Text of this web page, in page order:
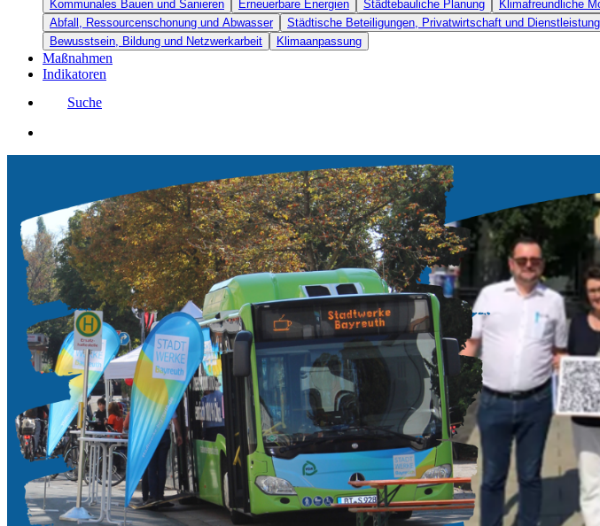
Kommunales Bauen und Sanieren Erneuerbare Energien Städtebauliche Planung Klimafreundliche
Abfall, Ressourcenschonung und Abwasser
Städtische Beteiligungen, Privatwirtschaft und Dienstleistung
Bewusstsein, Bildung und Netzwerkarbeit
Klimaanpassung
Maßnahmen
Indikatoren
Suche